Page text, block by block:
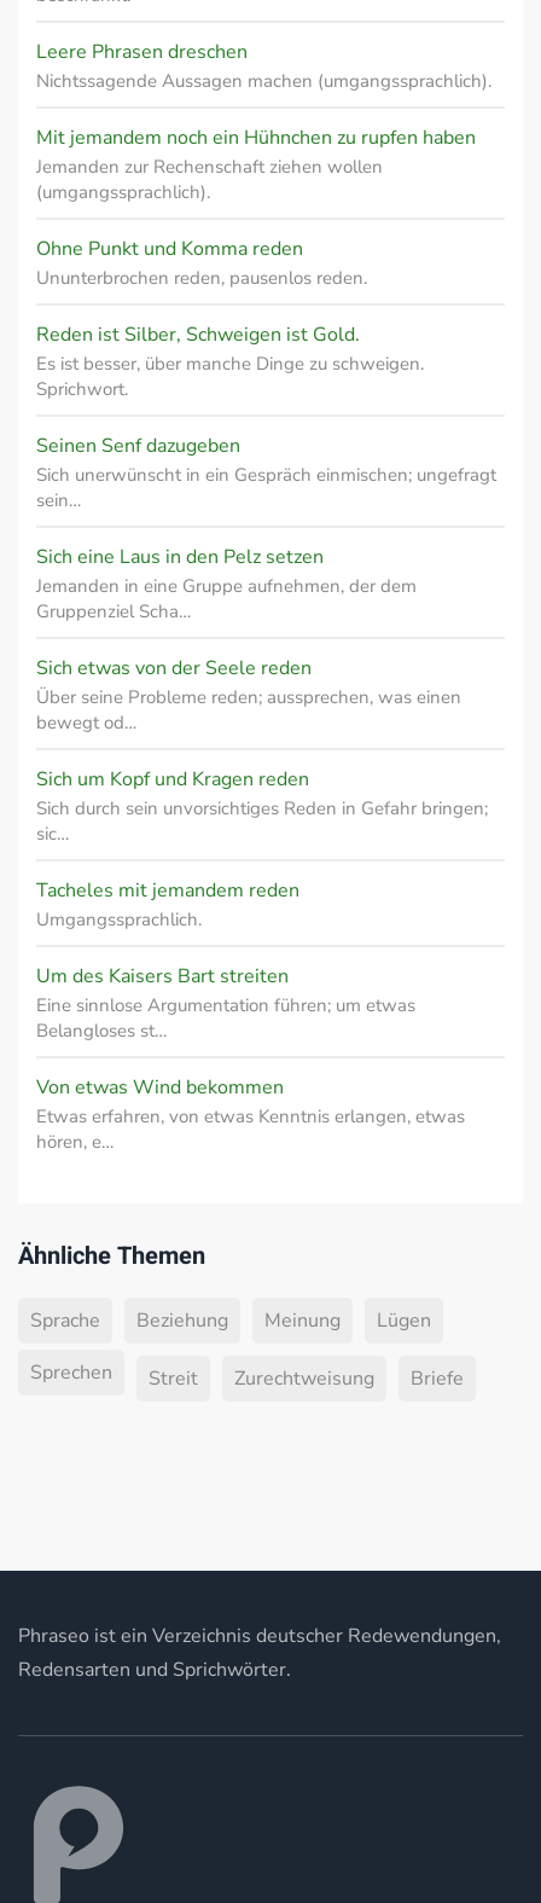
Leere Phrasen dreschen
Nichtssagende Aussagen machen (umgangssprachlich).
Mit jemandem noch ein Hühnchen zu rupfen haben
Jemanden zur Rechenschaft ziehen wollen
(umgangssprachlich).
Ohne Punkt und Komma reden
Ununterbrochen reden, pausenlos reden.
Reden ist Silber, Schweigen ist Gold.
Es ist besser, über manche Dinge zu schweigen.
Sprichwort.
Seinen Senf dazugeben
Sich unerwünscht in ein Gespräch einmischen; ungefragt
sein…
Sich eine Laus in den Pelz setzen
Jemanden in eine Gruppe aufnehmen, der dem
Gruppenziel Scha…
Sich etwas von der Seele reden
Über seine Probleme reden; aussprechen, was einen
bewegt od…
Sich um Kopf und Kragen reden
Sich durch sein unvorsichtiges Reden in Gefahr bringen;
sic…
Tacheles mit jemandem reden
Umgangssprachlich.
Um des Kaisers Bart streiten
Eine sinnlose Argumentation führen; um etwas
Belangloses st…
Von etwas Wind bekommen
Etwas erfahren, von etwas Kenntnis erlangen, etwas
hören, e…
Ähnliche Themen
Sprache Beziehung Meinung
Lügen
Sprechen
Streit Zurechtweisung Briefe
Phraseo ist ein Verzeichnis deutscher Redewendungen,
Redensarten und Sprichwörter.